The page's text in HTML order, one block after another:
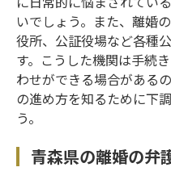
いでしょう。また、離婚
役所、公証役場など各種
す。こうした機関は手続
わせができる場合がある
の進め方を知るために下
う。
青森県の離婚の弁